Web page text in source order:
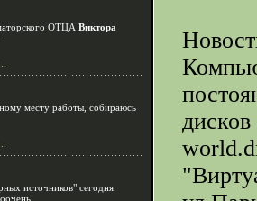
ОТЦА Виктора
месту работы, собираюсь
источников" сегодня
...